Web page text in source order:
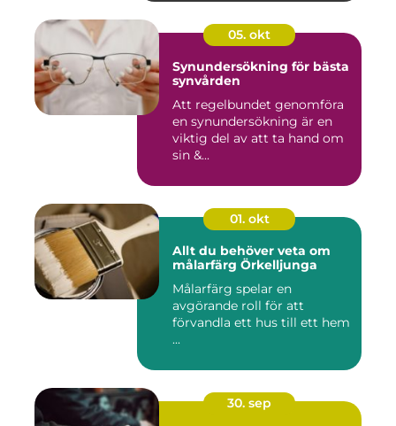
05. okt
Synundersökning för bästa
synvården
Att regelbundet genomföra
en synundersökning är en
viktig del av att ta hand om
sin &...
01. okt
Allt du behöver veta om
målarfärg Örkelljunga
Målarfärg spelar en
avgörande roll för att
förvandla ett hus till ett hem
...
30. sep